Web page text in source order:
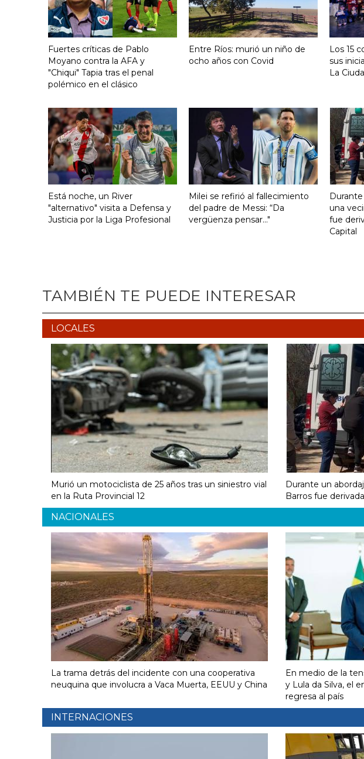
Fuertes críticas de Pablo
Moyano contra la AFA y
"Chiqui" Tapia tras el penal
polémico en el clásico
Entre Ríos: murió un niño de
ocho años con Covid
Los 15
sus
La
Está noche, un River
"alternativo" visita a Defensa y
Justicia por la Liga Profesional
Milei se refirió al fallecimiento
del padre de Messi: “Da
vergüenza pensar..."
una
fue
Capital
TAMBIÉN TE PUEDE INTERESAR
LOCALES
Murió un motociclista de 25 años tras un siniestro vial
en la Ruta Provincial 12
Durante un
Barros fue
NACIONALES
La trama detrás del incidente con una cooperativa
neuquina que involucra a Vaca Muerta, EEUU y China
En medio de la
y Lula da Silva, el
regresa al país
INTERNACIONES